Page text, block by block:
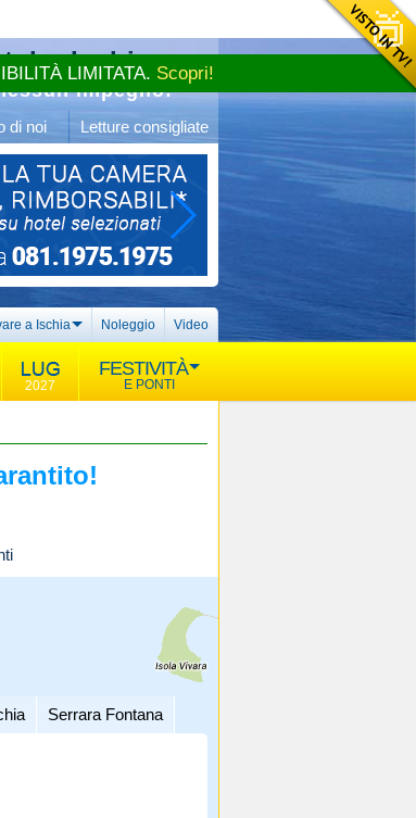
a Ischia
impegno!
di noi Letture consigliate
a Ischia Noleggio Video
2027
FESTIVITÀ
E PONTI
Serrara Fontana
LIMITATA. Scopri!